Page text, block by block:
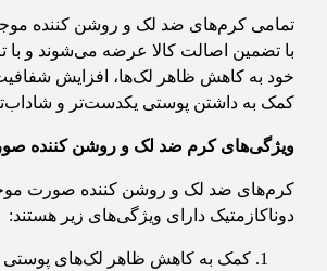
تمامی کرم‌های ضد لک و روشن کننده
با تضمین اصالت کالا عرضه می‌شوند و
خود به کاهش ظاهر لک‌ها، افزایش
کمک به داشتن پوستی یکدست‌تر و
ویژگی‌های کرم ضد لک و روشن کننده
کرم‌های ضد لک و روشن کننده صورت
دوناکازمتیک دارای ویژگی‌های زیر هستند:
کمک به کاهش ظاهر لک‌های پوستی